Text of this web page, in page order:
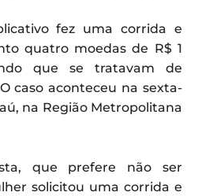
fez uma corrida e
quatro moedas de R$ 1
que se tratavam de
caso aconteceu na sexta-
na Região Metropolitana
que prefere não ser
solicitou uma corrida e